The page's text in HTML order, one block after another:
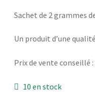
Sachet de 2 grammes
Un produit d’une
Prix de vente conseillé :
10 en stock